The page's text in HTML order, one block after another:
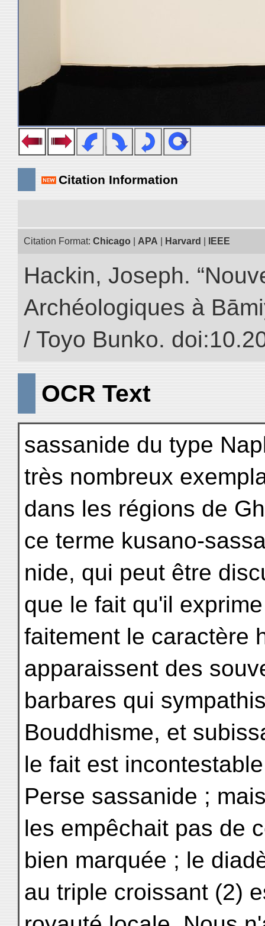
Citation Information
Citation Format: Chicago APA Harvard IEEE
Hackin, Joseph.
Archéologiques à
/ Toyo Bunko.
OCR Text
sassanide du type
très nombreux
dans les régions de
ce terme kusano-
nide, qui peut être
que le fait qu'il
faitement le caractère
apparaissent des
barbares qui
Bouddhisme, et
le fait est
Perse sassanide ;
les empêchait pas de
bien marquée ; le
au triple croissant (2)